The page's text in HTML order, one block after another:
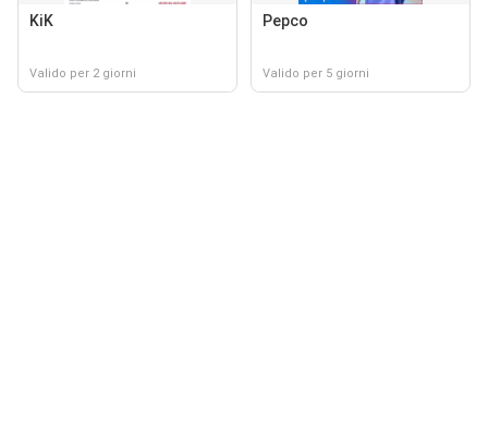
KiK
Valido per 2 giorni
Pepco
Valido per 5 giorni